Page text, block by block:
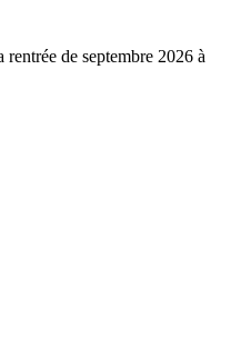
de septembre 2026 à